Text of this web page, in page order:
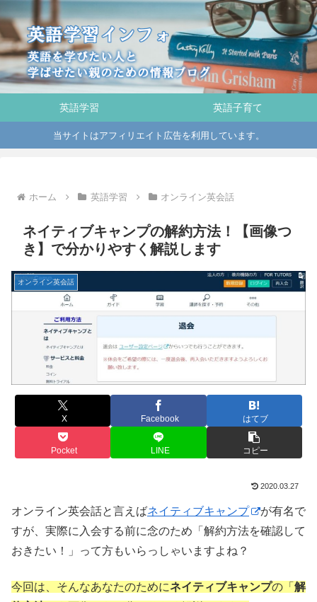
英語学習 英語子育て
当サイトはアフィリエイト広告を利用しています。
ホーム 英語学習 オンライン英会話
ネイティブキャンプの解約方法！【画像つ
き】で分かりやすく解説します
オンライン英会話
X Facebook はてブ
Pocket LINE コピー
2020.03.27
オンライン英会話と言えばネイティブキャンプ
が有名で
すが、実際に入会する前に念のため「解約方法を確認して
おきたい！」って方もいらっしゃいますよね？
今回は、そんなあなたのためにネイティブキャンプの「 解